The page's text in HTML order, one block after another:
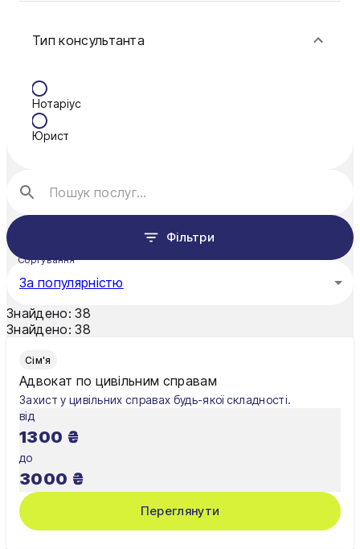
Краматорськ
Кривий Ріг
Кропивницький
Одеса
Олександрія
Полтава
Рівне
Ужгород
Тип консультанта
Нотаріус
Юрист
Фільтри
Сортування
За популярністю
Знайдено: 38
Знайдено: 38
Сім'я
Адвокат по цивільним справам
Захист у цивільних справах будь-якої складності.
від
1300 ₴
до
3000 ₴
Переглянути